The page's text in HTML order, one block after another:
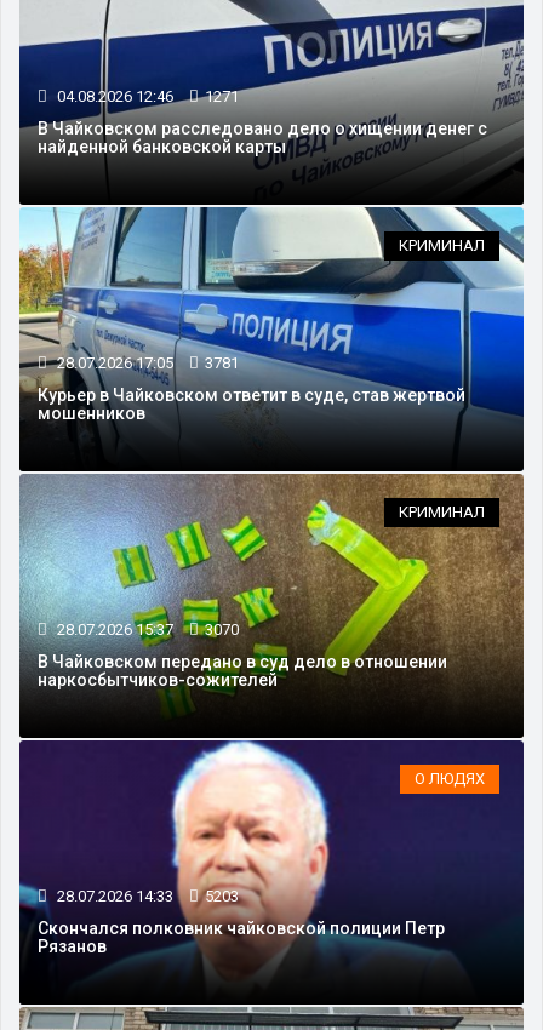
04.08.2026 12:46 1271
В Чайковском расследовано дело о хищении денег с
найденной банковской карты
КРИМИНАЛ
28.07.2026 17:05 3781
Курьер в Чайковском ответит в суде, став жертвой
мошенников
КРИМИНАЛ
28.07.2026 15:37 3070
В Чайковском передано в суд дело в отношении
наркосбытчиков-сожителей
О ЛЮДЯХ
28.07.2026 14:33 5203
Скончался полковник чайковской полиции Петр
Рязанов